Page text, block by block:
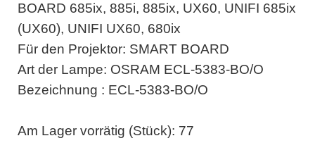
BOARD 685ix, 885i, 885ix, UX60, UNIFI 685ix
(UX60), UNIFI UX60, 680ix
Für den Projektor: SMART BOARD
Art der Lampe: OSRAM ECL-5383-BO/O
Bezeichnung : ECL-5383-BO/O
Am Lager vorrätig (Stück): 77